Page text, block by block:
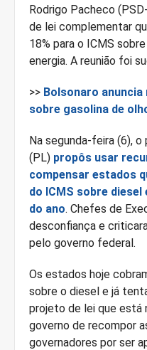
Rodrigo Pacheco
de lei complementar
18% para o ICMS
energia. A reunião foi
>> Bolsonaro
sobre gasolina de
Na segunda-feira (6),
(PL) propôs usar
compensar estados
do ICMS sobre
do ano. Chefes de
desconfiança e
pelo governo federal.
Os estados hoje
sobre o diesel e já
projeto de lei que está
governo de recompor
governadores por ser